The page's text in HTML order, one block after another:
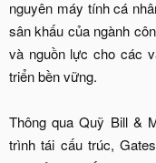
nguyên máy tính cá
sân khấu của ngành
và nguồn lực cho các
triển bền vững.
Thông qua Quỹ Bill &
trình tái cấu trúc,